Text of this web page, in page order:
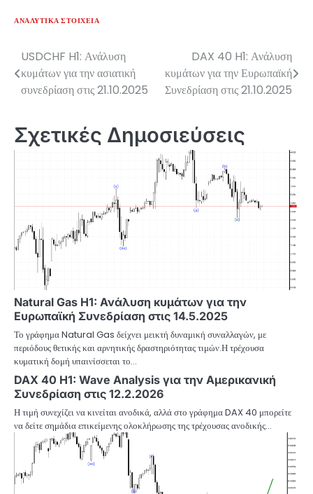
ΑΝΑΛΥΤΙΚΆ ΣΤΟΙΧΕΊΑ
Πλοήγηση
άρθρων
USDCHF H1: Ανάλυση
κυμάτων για την ασιατική
συνεδρίαση στις 21.10.2025
DAX 40 H1: Ανάλυση
κυμάτων για την Ευρωπαϊκή
Συνεδρίαση στις 21.10.2025
Σχετικές Δημοσιεύσεις
Natural Gas H1: Ανάλυση κυμάτων για την
Ευρωπαϊκή Συνεδρίαση στις 14.5.2025
Το γράφημα Natural Gas δείχνει μεικτή δυναμική συναλλαγών, με
περιόδους θετικής και αρνητικής δραστηριότητας τιμών.Η τρέχουσα
κυματική δομή υπαινίσσεται το…
DAX 40 H1: Wave Analysis για την Αμερικανική
Συνεδρίαση στις 12.2.2026
Η τιμή συνεχίζει να κινείται ανοδικά, αλλά στο γράφημα DAX 40 μπορείτε
να δείτε σημάδια επικείμενης ολοκλήρωσης της τρέχουσας ανοδικής…